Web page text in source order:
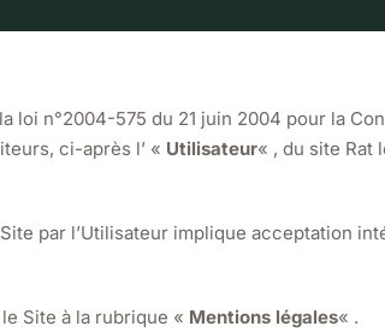
loi n°2004-575 du 21 juin 2004 pour la
ci-après l’ « Utilisateur« , du site Rat
par l’Utilisateur implique acceptation
Site à la rubrique « Mentions légales« .